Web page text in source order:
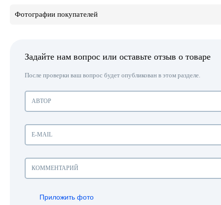
Фотографии покупателей
Задайте нам вопрос или оставьте отзыв о товаре
После проверки ваш вопрос будет опубликован в этом разделе.
Приложить фото